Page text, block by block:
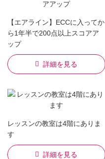
【エアライン】ECCに入ってか
ら1年半で200点以上スコアア
ップ
詳細を見る
レッスンの教室は4階にありま
す
詳細を見る